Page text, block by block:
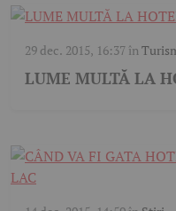
29 dec. 2015, 16:37 în
LUME MULTĂ LA